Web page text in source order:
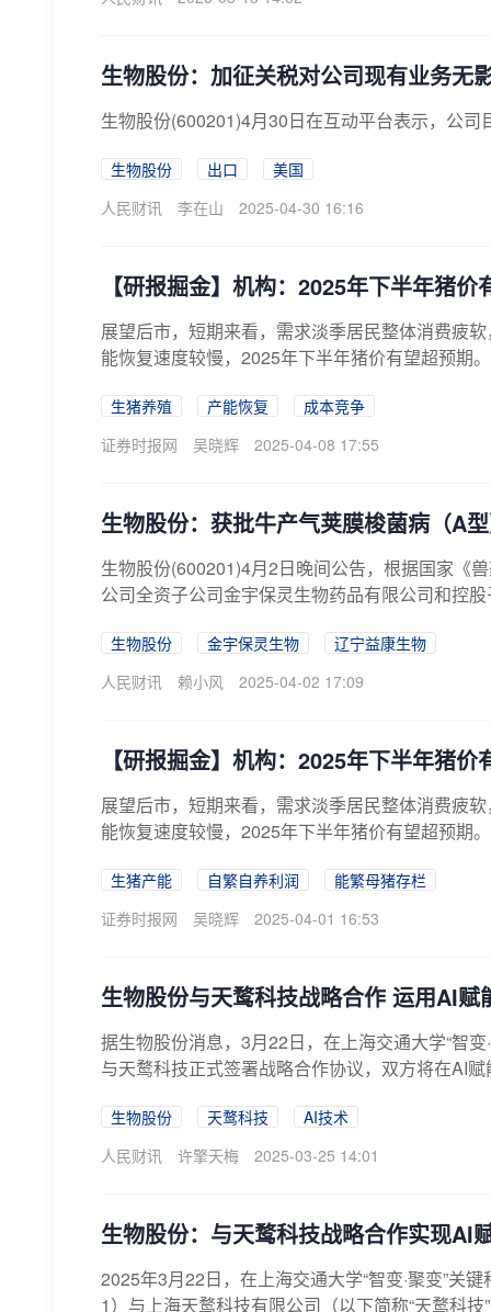
生物股份：加征关税对公司现有业务无
生物股份(600201)4月30日在互动平台表示，公
生物股份 出口
美国
人民财讯
李在山 2025-04-30 16:16
【研报掘金】机构：2025年下半年猪价
展望后市，短期来看，需求淡季居民整体消费疲
能恢复速度较慢，2025年下半年猪价有望超预期。
生猪养殖 产能恢复
成本竞争
证券时报网
吴晓辉 2025-04-08 17:55
生物股份：获批牛产气荚膜梭菌病（A
生物股份(600201)4月2日晚间公告，根据国家《
公司全资子公司金宇保灵生物药品有限公司和控
生物股份 金宇保灵生物
辽宁益康生物
人民财讯
赖小风 2025-04-02 17:09
【研报掘金】机构：2025年下半年猪价
展望后市，短期来看，需求淡季居民整体消费疲
能恢复速度较慢，2025年下半年猪价有望超预期。
生猪产能 自繁自养利润
能繁母猪存栏
证券时报网
吴晓辉 2025-04-01 16:53
生物股份与天鹜科技战略合作 运用AI赋
据生物股份消息，3月22日，在上海交通大学“智
与天鹜科技正式签署战略合作协议，双方将在AI
生物股份 天鹜科技
AI技术
人民财讯
许擎天梅 2025-03-25 14:01
生物股份：与天鹜科技战略合作实现AI
2025年3月22日，在上海交通大学“智变·聚变”关
1）与上海天鹜科技有限公司（以下简称“天鹜科